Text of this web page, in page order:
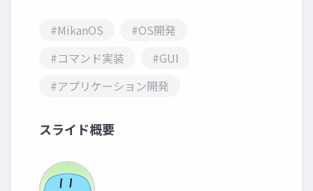
#MikanOS
#OS開発
#コマンド実装
#GUI
#アプリケーション開発
スライド概要